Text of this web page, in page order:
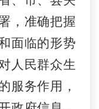
，准确把握
面临的形势
人民群众生
服务作用，